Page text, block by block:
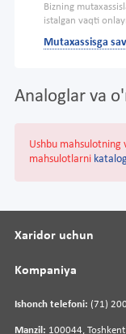
Bizning
istalgan vaqti
Mutaxassisga
Analoglar va
Ushbu mahsulotning
mahsulotlarni
Ishonch telefoni: (71)
Manzil: 100044, Toshkent
Xaridor uchun
Kompaniya